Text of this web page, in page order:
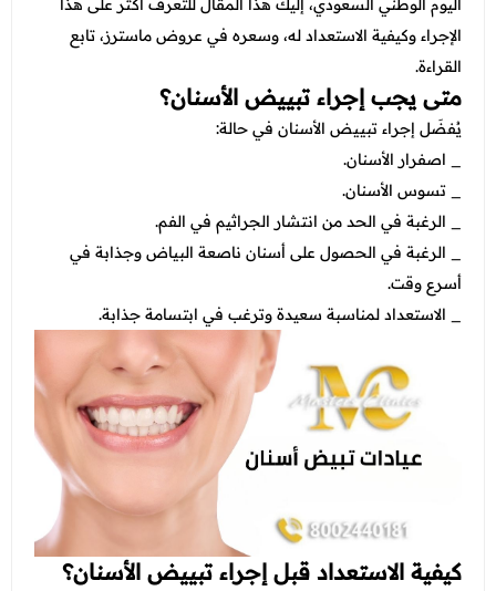
عروض العناية بالشعر
عروض الرجال
عروض جراحات التجميل
عروض قسم الطوارئ
عروض المختبر
عروض الاشعة
عروض الباطنة
عروض العظام
عروض الانف والاذن والحنجرة
عروض العلاج الطبيعي
اليوم الوطني السعودي، إليك هذا المقال للتعرف أكثر على هذا
الإجراء وكيفية الاستعداد له، وسعره في عروض ماسترز، تابع
القراءة.
متى يجب إجراء تبييض الأسنان؟
يُفضَل إجراء تبييض الأسنان في حالة:
_ اصفرار الأسنان.
_ تسوس الأسنان.
_ الرغبة في الحد من انتشار الجراثيم في الفم.
_ الرغبة في الحصول على أسنان ناصعة البياض وجذابة في
أسرع وقت.
_ الاستعداد لمناسبة سعيدة وترغب في ابتسامة جذابة.
كيفية الاستعداد قبل إجراء تبييض الأسنان؟